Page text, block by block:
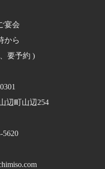
宴会
から
要予約 )
辺町山辺254
5620